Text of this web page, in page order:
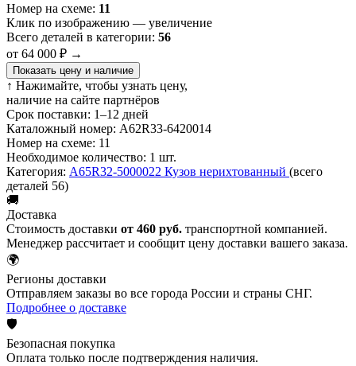
Номер на схеме: 11
Клик по изображению — увеличение
Всего деталей в категории: 56
от 64 000 ₽ →
Показать цену и наличие
↑ Нажимайте, чтобы узнать цену,
наличие на сайте партнёров
Срок поставки: 1–12 дней
Каталожный номер: А62R33-6420014
Номер на схеме: 11
Необходимое количество: 1 шт.
Категория: A65R32-5000022 Кузов нерихтованный (всего
деталей 56)
🚚
Доставка
Стоимость доставки от 460 руб. транспортной компанией.
Менеджер рассчитает и сообщит цену доставки вашего заказа.
🌍
Регионы доставки
Отправляем заказы во все города России и страны СНГ.
Подробнее о доставке
🛡️
Безопасная покупка
Оплата только после подтверждения наличия.